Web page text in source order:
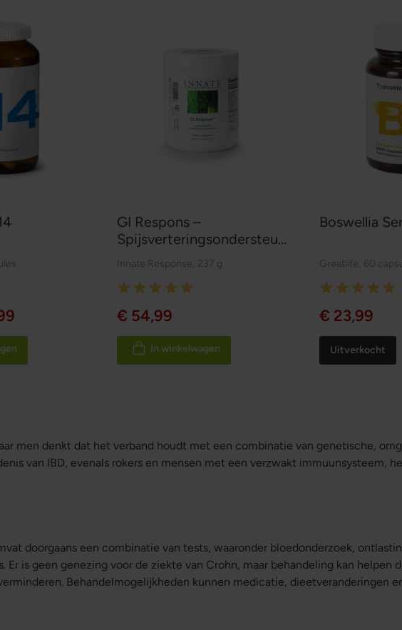
GI Respons –
Spijsverteringsondersteu...
Innate Response 237 g
Rating:
100%
€ 54,99
In winkelwagen
Boswellia
Greatlife 60
Rating:
100%
€ 23,99
Uitverkocht
men denkt dat het verband houdt met een combinatie van genetische,
van IBD, evenals rokers en mensen met een verzwakt immuunsysteem,
doorgaans een combinatie van tests, waaronder bloedonderzoek,
is geen genezing voor de ziekte van Crohn, maar behandeling kan helpen
Behandelmogelijkheden kunnen medicatie, dieetveranderingen